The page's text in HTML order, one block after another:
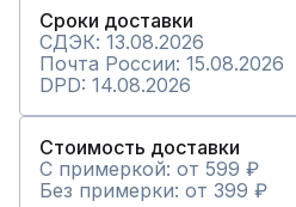
Сроки доставки
СДЭК: 13.08.2026
Почта России: 15.08.2026
DPD: 14.08.2026
Стоимость доставки
С примеркой: от 599 ₽
Без примерки: от 399 ₽